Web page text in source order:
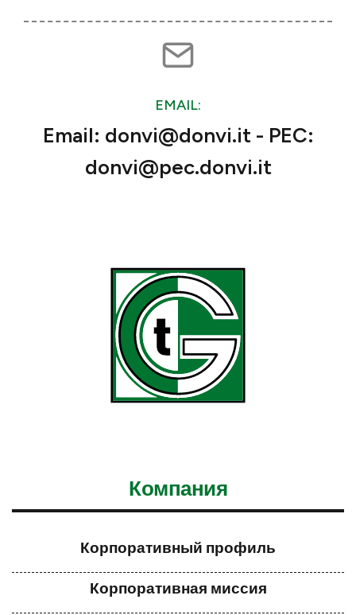
EMAIL:
Email: donvi@donvi.it - PEC:
donvi@pec.donvi.it
Компания
Корпоративный профиль
Корпоративная миссия